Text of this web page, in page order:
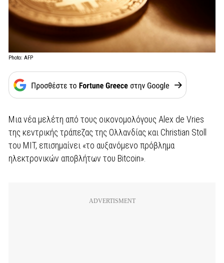
Photo: AFP
Μια νέα μελέτη από τους οικονομολόγους Alex de Vries
της κεντρικής τράπεζας της Ολλανδίας και Christian Stoll
του MIT, επισημαίνει «το αυξανόμενο πρόβλημα
ηλεκτρονικών αποβλήτων του Bitcoin».